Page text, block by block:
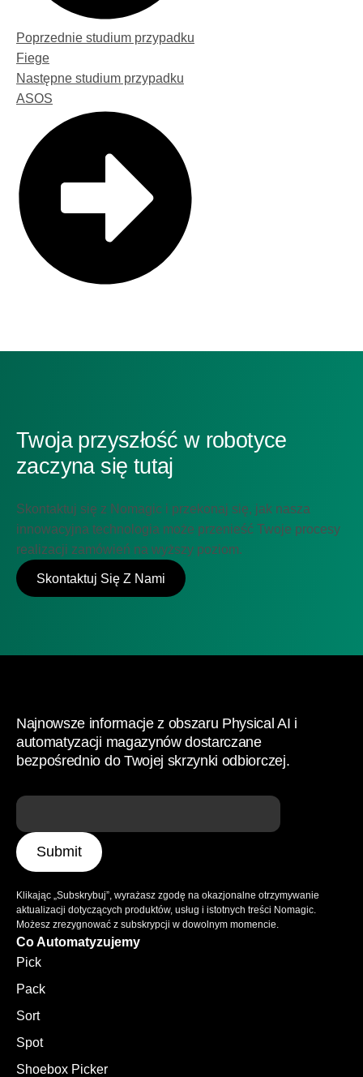
Poprzednie studium przypadku
Fiege
Następne studium przypadku
ASOS
Twoja przyszłość w robotyce
zaczyna się tutaj
Skontaktuj się z Nomagic i przekonaj się, jak nasza
innowacyjna technologia może przenieść Twoje procesy
realizacji zamówień na wyższy poziom.
Skontaktuj Się Z Nami
Najnowsze informacje z obszaru Physical AI i
automatyzacji magazynów dostarczane
bezpośrednio do Twojej skrzynki odbiorczej.
Klikając „Subskrybuj”, wyrażasz zgodę na okazjonalne otrzymywanie
aktualizacji dotyczących produktów, usług i istotnych treści Nomagic.
Możesz zrezygnować z subskrypcji w dowolnym momencie.
Co Automatyzujemy
Pick
Pack
Sort
Spot
Shoebox Picker